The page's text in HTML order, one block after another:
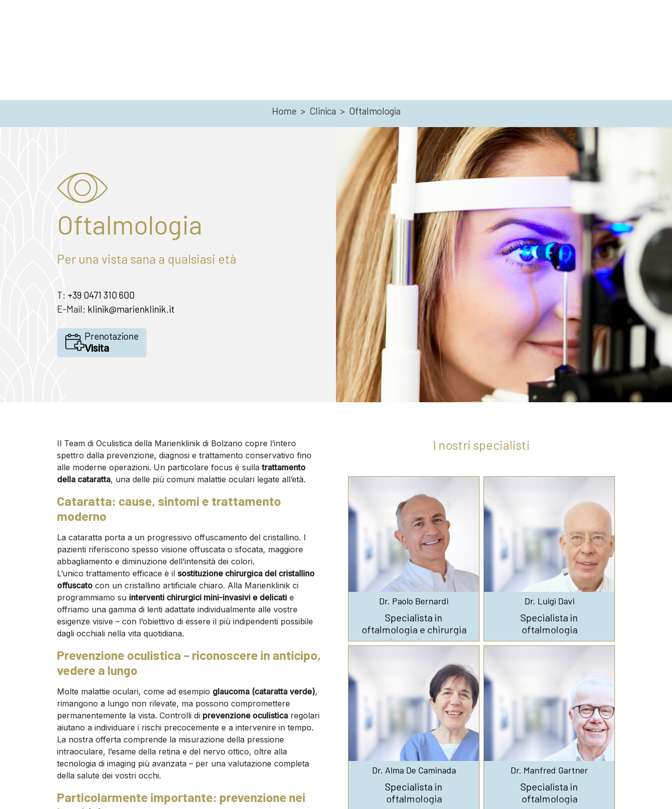
Home > Clinica > Oftalmologia
Oftalmologia
Per una vista sana a qualsiasi età
T: +39 0471 310 600
E-Mail: klinik@marienklinik.it
Prenotazione
Visita
Il Team di Oculistica della Marienklinik di Bolzano copre l’intero
spettro dalla prevenzione, diagnosi e trattamento conservativo fino
alle moderne operazioni. Un particolare focus è sullatrattamento
della cataratta, una delle più comuni malattie oculari legate all’età.
Cataratta: cause, sintomi e trattamento
moderno
La cataratta porta a un progressivo offuscamento del cristallino. I
pazienti riferiscono spesso visione offuscata o sfocata, maggiore
abbagliamento e diminuzione dell’intensità dei colori.
L’unico trattamento efficace è il sostituzione chirurgica del cristallino
offuscato con un cristallino artificiale chiaro. Alla Marienklinik ci
programmiamo su interventi chirurgici mini-invasivi e delicati e
offriamo una gamma di lenti adattate individualmente alle vostre
esigenze visive – con l’obiettivo di essere il più indipendenti possibile
dagli occhiali nella vita quotidiana.
Prevenzione oculistica – riconoscere in anticipo,
vedere a lungo
Molte malattie oculari, come ad esempio glaucoma (cataratta verde),
rimangono a lungo non rilevate, ma possono compromettere
permanentemente la vista. Controlli di prevenzione oculistica regolari
aiutano a individuare i rischi precocemente e a intervenire in tempo.
La nostra offerta comprende la misurazione della pressione
intraoculare, l’esame della retina e del nervo ottico, oltre alla
tecnologia di imaging più avanzata – per una valutazione completa
della salute dei vostri occhi.
Particolarmente importante: prevenzione nei
I nostri specialisti
Dr. Paolo Bernardi
Specialista in
oftalmologia e chirurgia
oftalmologica
Dr. Luigi Davi
Specialista in
oftalmologia
Dr. Alma De Caminada
Specialista in
oftalmologia
Dr. Manfred Gartner
Specialista in
oftalmologia